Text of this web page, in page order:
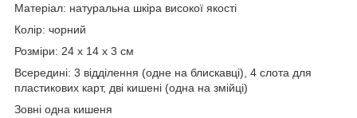
Матеріал: натуральна шкіра високої якості
Колір: чорний
Розміри: 24 x 14 x 3 см
Всередині: 3 відділення (одне на блискавці), 4 слота для
пластикових карт, дві кишені (одна на змійці)
Зовні одна кишеня